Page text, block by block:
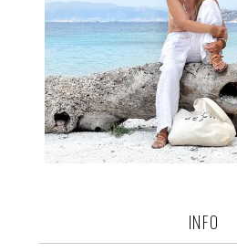
INFO